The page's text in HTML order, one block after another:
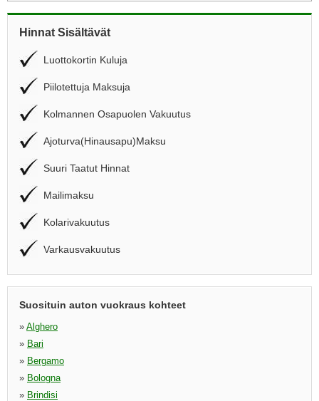
Hinnat Sisältävät
Luottokortin Kuluja
Piilotettuja Maksuja
Kolmannen Osapuolen Vakuutus
Ajoturva(Hinausapu)Maksu
Suuri Taatut Hinnat
Mailimaksu
Kolarivakuutus
Varkausvakuutus
Suosituin auton vuokraus kohteet
» Alghero
» Bari
» Bergamo
» Bologna
» Brindisi